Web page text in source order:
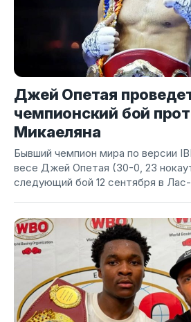
Джей Опетая
чемпионский бой
Микаеляна
Бывший чемпион мира по версии
весе Джей Опетая (30-0, 23
следующий бой 12 сентября в